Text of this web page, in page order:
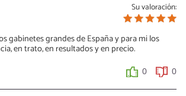
Su valoración:
gabinetes grandes de España y para mi los
en trato, en resultados y en precio.
0 0